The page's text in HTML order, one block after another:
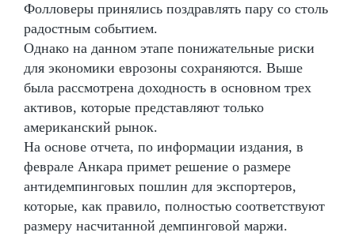
Фолловеры принялись поздравлять пару со столь
радостным событием.
Однако на данном этапе понижательные риски
для экономики еврозоны сохраняются. Выше
была рассмотрена доходность в основном трех
активов, которые представляют только
американский рынок.
На основе отчета, по информации издания, в
феврале Анкара примет решение о размере
антидемпинговых пошлин для экспортеров,
которые, как правило, полностью соответствуют
размеру насчитанной демпинговой маржи.